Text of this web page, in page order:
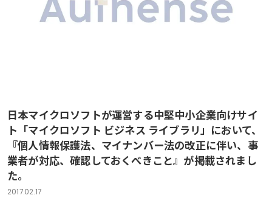
日本マイクロソフトが運営する中堅中小企業向けサイ
ト「マイクロソフト ビジネス ライブラリ」において、
『個人情報保護法、マイナンバー法の改正に伴い、事
業者が対応、確認しておくべきこと』が掲載されまし
た。
2017.02.17